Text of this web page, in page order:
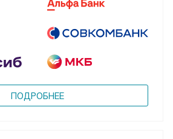
ПОДРОБНЕЕ